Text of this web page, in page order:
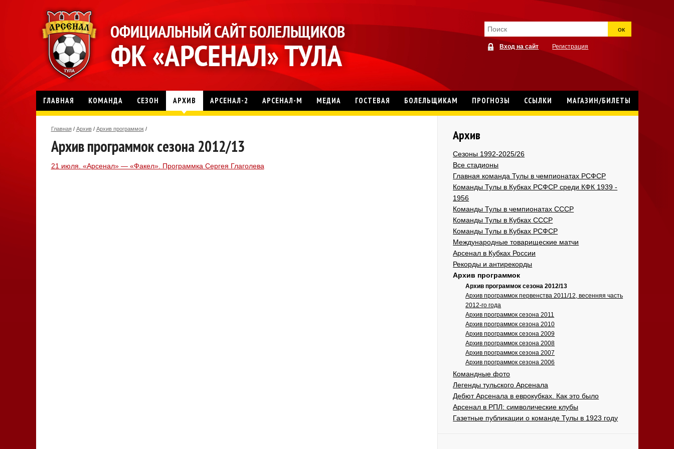
ок
Вход на сайт Регистрация
ГЛАВНАЯ КОМАНДА СЕЗОН АРХИВ АРСЕНАЛ-2 АРСЕНАЛ-М МЕДИА ГОСТЕВАЯ БОЛЕЛЬЩИКАМ ПРОГНОЗЫ ССЫЛКИ МАГАЗИН/БИЛЕТЫ
Главная / Архив / Архив программок /
Архив программок сезона 2012/13
21 июля. «Арсенал» — «Факел». Программка Сергея Глаголева
Архив
Сезоны 1992-2025/26
Все стадионы
Главная команда Тулы в чемпионатах РСФСР
Команды Тулы в Кубках РСФСР среди КФК 1939 -
1956
Команды Тулы в чемпионатах СССР
Команды Тулы в Кубках СССР
Команды Тулы в Кубках РСФСР
Международные товарищеские матчи
Арсенал в Кубках России
Рекорды и антирекорды
Архив программок
Архив программок сезона 2012/13
Архив программок первенства 2011/12, весенняя часть
2012-го года
Архив программок сезона 2011
Архив программок сезона 2010
Архив программок сезона 2009
Архив программок сезона 2008
Архив программок сезона 2007
Архив программок сезона 2006
Командные фото
Легенды тульского Арсенала
Дебют Арсенала в еврокубках. Как это было
Арсенал в РПЛ: символические клубы
Газетные публикации о команде Тулы в 1923 году